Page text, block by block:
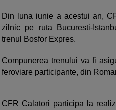
Din luna iunie a acestui an,
zilnic pe ruta Bucuresti-
trenul Bosfor Expres.
Compunerea trenului va fi
feroviare participante, din
CFR Calatori participa la